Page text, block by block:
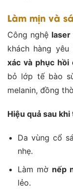
Làm mịn và
Công nghệ laser
khách hàng
xác và phục
bỏ lớp tế bào
melanin, đồng
Hiệu quả sau
Da vùng cổ
nhẹ.
Làm mờ nếp
lẻo.